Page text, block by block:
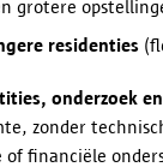
grotere
residenties
onderzoek
zonder
of financiële